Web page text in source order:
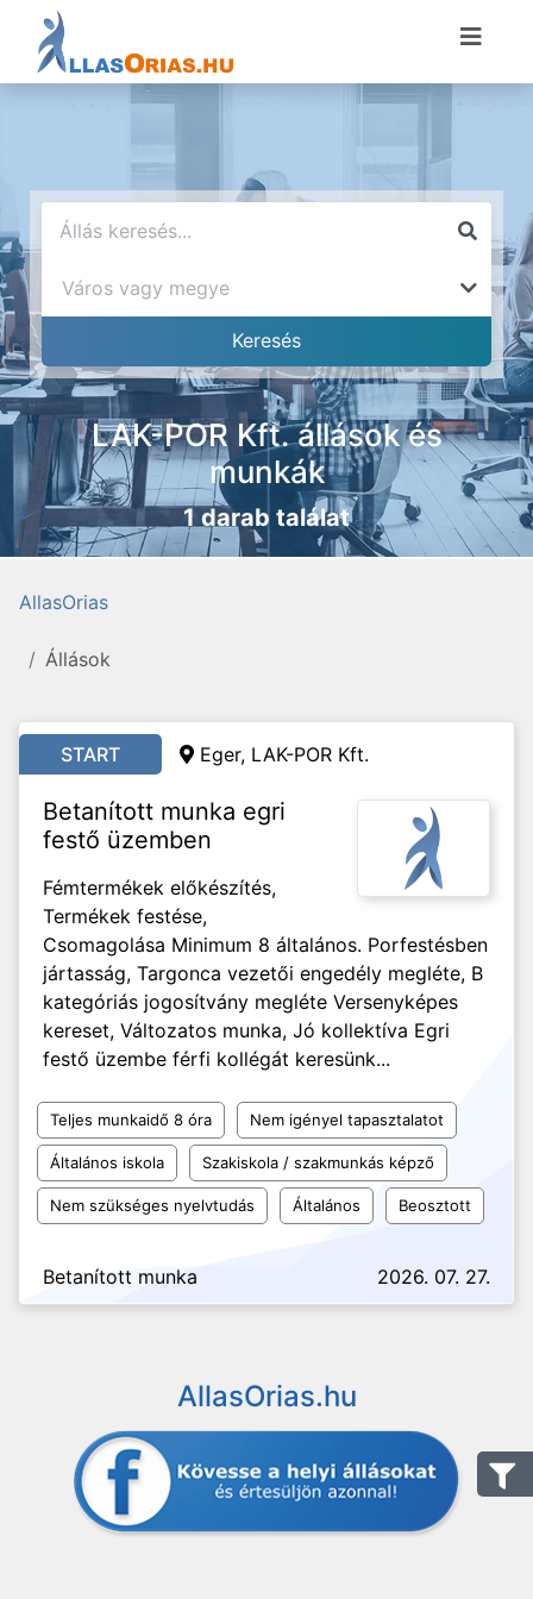
LAK-POR Kft. állások és
munkák
1 darab találat
AllasOrias
Állások
START Eger, LAK-POR Kft.
Betanított munka egri
festő üzemben
Fémtermékek előkészítés,
Termékek festése,
Csomagolása Minimum 8 általános. Porfestésben
jártasság, Targonca vezetői engedély megléte, B
kategóriás jogosítvány megléte Versenyképes
kereset, Változatos munka, Jó kollektíva Egri
festő üzembe férfi kollégát keresünk...
Teljes munkaidő 8 óra Nem igényel tapasztalatot
Általános iskola Szakiskola / szakmunkás képző
Nem szükséges nyelvtudás Általános Beosztott
Betanított munka 2026. 07. 27.
AllasOrias.hu